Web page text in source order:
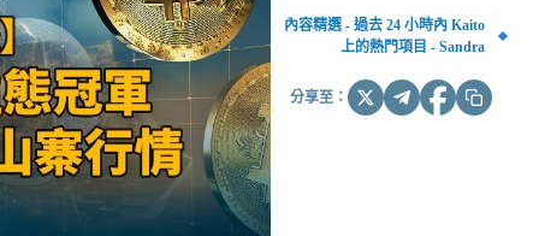
內容精選 - 過去 24 小時內 Kaito
上的熱門項目 - Sandra
分享至：